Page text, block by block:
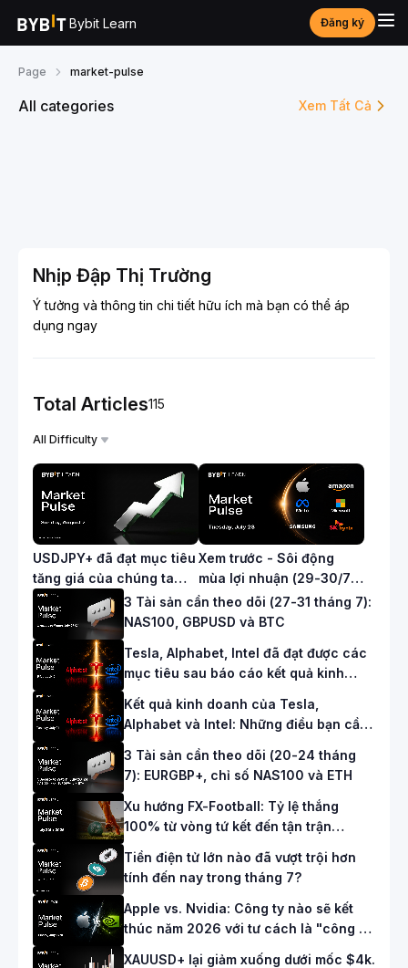
Bybit Learn Đăng ký
Page market-pulse
All categories Xem Tất Cả
Nhịp Đập Thị Trường
Ý tưởng và thông tin chi tiết hữu ích mà bạn có thể áp
dụng ngay
Total Articles115
All Difficulty
USDJPY+ đã đạt mục tiêu
tăng giá của chúng ta
trước động thái can thiệp
lịch sử của đồng Yên
Nhật!
Xem trước - Sôi động
mùa lợi nhuận (29-30/7):
Apple, Amazon, Meta,
Microsoft, Samsung, SK
3 Tài sản cần theo dõi (27-31 tháng 7):
NAS100, GBPUSD và BTC
Tesla, Alphabet, Intel đã đạt được các
mục tiêu sau báo cáo kết quả kinh
Kết quả kinh doanh của Tesla,
Alphabet và Intel: Những điều bạn cần
3 Tài sản cần theo dõi (20-24 tháng
7): EURGBP+, chỉ số NAS100 và ETH
Xu hướng FX-Football: Tỷ lệ thắng
100% từ vòng tứ kết đến tận trận
Tiền điện tử lớn nào đã vượt trội hơn
tính đến nay trong tháng 7?
Apple vs. Nvidia: Công ty nào sẽ kết
thúc năm 2026 với tư cách là "công ty
XAUUSD+ lại giảm xuống dưới mốc $4k.